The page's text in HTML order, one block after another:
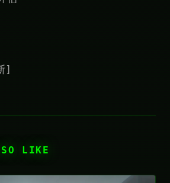
]
LIKE